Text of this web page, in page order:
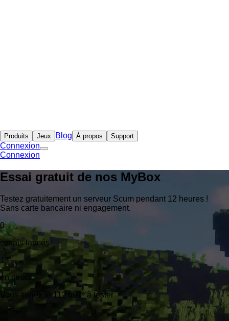
Produits Jeux Blog À propos Support
Connexion
Connexion
Essai gratuit de nos MyBox
Testez gratuitement un serveur Scum pendant 12 heures !
Sans carte bancaire ni engagement.
0
essais lancés
en direct
Vous seriez le 112 692ᵉ à tester